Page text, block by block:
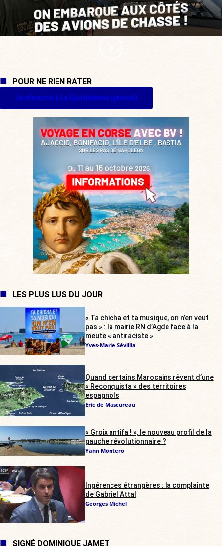
POUR NE RIEN RATER
Je m'inscris à La Quotidienne (gratuit)
LES PLUS LUS DU JOUR
« Ta chicha et ta musique, on n’en veut
pas » : la mairie RN d’Agde face à la
meute « antiraciste »
Yves-Marie Sévillia
Quand certains Marocains rêvent d’une
« Reconquista » des territoires
espagnols
Eric de Mascureau
« Groix antifa ! », le nouveau profil de la
gauche révolutionnaire ?
Yann Montero
Ingérences étrangères : la complainte
de Gabriel Attal
Georges Michel
SIGNÉ DOMINIQUE JAMET